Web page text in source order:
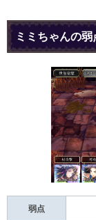
ミミちゃんの
弱点